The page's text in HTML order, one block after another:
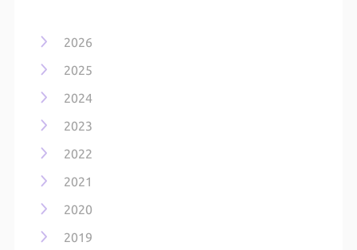
2026
2025
2024
2023
2022
2021
2020
2019